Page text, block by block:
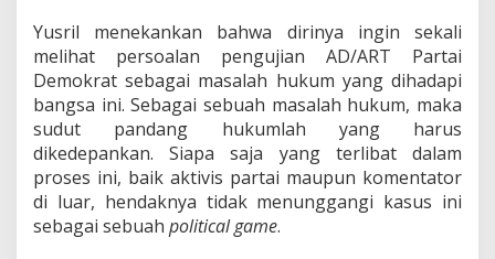
Yusril menekankan bahwa dirinya ingin sekali
melihat persoalan pengujian AD/ART Partai
Demokrat sebagai masalah hukum yang dihadapi
bangsa ini. Sebagai sebuah masalah hukum, maka
sudut pandang hukumlah yang harus
dikedepankan. Siapa saja yang terlibat dalam
proses ini, baik aktivis partai maupun komentator
di luar, hendaknya tidak menunggangi kasus ini
sebagai sebuah political game.